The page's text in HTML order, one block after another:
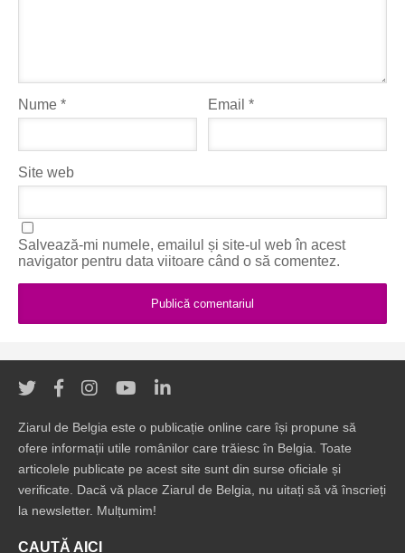
Nume * Email*
Site web
Salvează-mi numele, emailul și site-ul web în acest
navigator pentru data viitoare când o să comentez.
Ziarul de Belgia este o publicație online care își propune să
ofere informații utile românilor care trăiesc în Belgia. Toate
articolele publicate pe acest site sunt din surse oficiale și
verificate. Dacă vă place Ziarul de Belgia, nu uitați să vă înscrieți
la newsletter. Mulțumim!
CAUTĂ AICI